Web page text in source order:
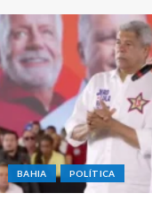
BAHIA POLÍTICA